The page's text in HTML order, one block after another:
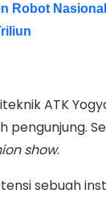
Robot Nasional
ATK
pengunjung.
show.
sebuah